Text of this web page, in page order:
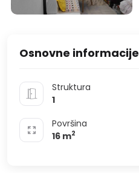
Osnovne informacije
Struktura
1
Površina
16 m2